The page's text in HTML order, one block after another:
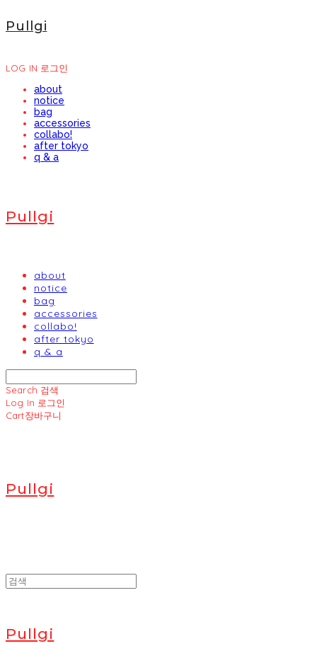
Pullgi
LOG IN 로그인
about
notice
bag
accessories
collabo!
after tokyo
q & a
Pullgi
about
notice
bag
accessories
collabo!
after tokyo
q & a
Search 검색
Log In 로그인
Cart장바구니
Pullgi
Pullgi